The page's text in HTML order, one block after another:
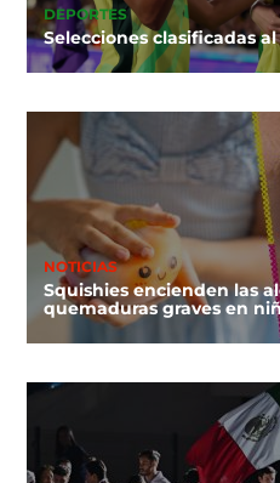
DEPORTES
Selecciones clasificadas
NOTICIAS
Squishies encienden las
quemaduras graves en